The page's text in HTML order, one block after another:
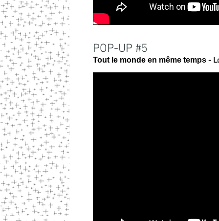
POP-UP #5
Tout le monde en même temps -